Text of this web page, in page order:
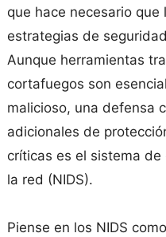
que hace necesario que
estrategias de
Aunque herramientas
cortafuegos son
malicioso, una defensa
adicionales de
críticas es el sistema
la red (NIDS).
Piense en los NIDS